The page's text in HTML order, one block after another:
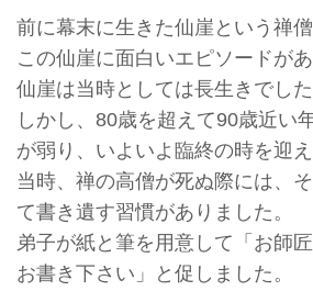
前に幕末に生きた仙崖という禅僧
この仙崖に面白いエピソードがあ
仙崖は当時としては長生きでした
しかし、80歳を超えて90歳近い
が弱り、 いよいよ臨終の時を迎え
当時、禅の高僧が死ぬ際には、
て書き遺す習慣がありました。
弟子が紙と筆を用意して「お師
お書き下さい」
と促しました。